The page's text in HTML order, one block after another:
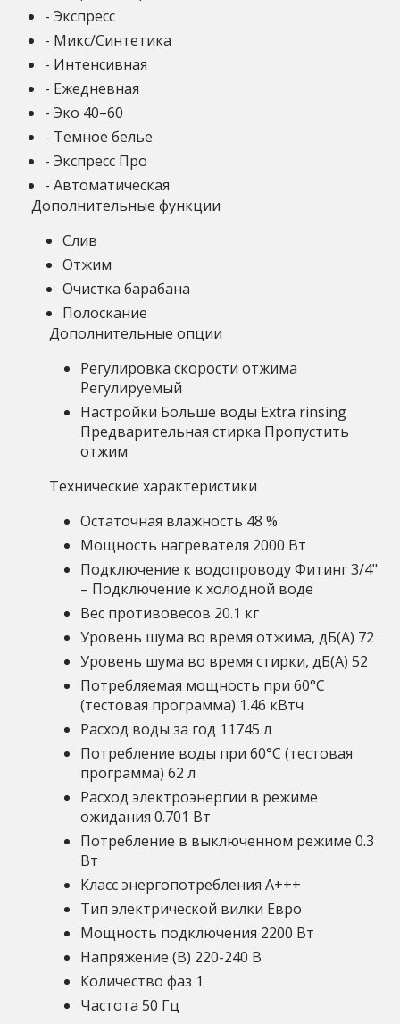
- Экспресс
- Микс/Синтетика
- Интенсивная
- Ежедневная
- Эко 40–60
- Темное белье
- Экспресс Про
- Автоматическая
Дополнительные функции
Слив
Отжим
Очистка барабана
Полоскание
Дополнительные опции
Регулировка скорости отжима
Регулируемый
Настройки Больше воды Extra rinsing
Предварительная стирка Пропустить
отжим
Технические характеристики
Остаточная влажность 48 %
Мощность нагревателя 2000 Вт
Подключение к водопроводу Фитинг 3/4"
– Подключение к холодной воде
Вес противовесов 20.1 кг
Уровень шума во время отжима, дБ(A) 72
Уровень шума во время стирки, дБ(A) 52
Потребляемая мощность при 60°C
(тестовая программа) 1.46 кВтч
Расход воды за год 11745 л
Потребление воды при 60°C (тестовая
программа) 62 л
Расход электроэнергии в режиме
ожидания 0.701 Вт
Потребление в выключенном режиме 0.3
Вт
Класс энергопотребления A+++
Тип электрической вилки Евро
Мощность подключения 2200 Вт
Напряжение (В) 220-240 B
Количество фаз 1
Частота 50 Гц